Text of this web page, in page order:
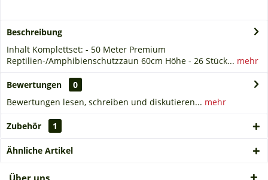
Beschreibung
Inhalt Komplettset: - 50 Meter Premium
Reptilien-/Amphibienschutzzaun 60cm Höhe - 26 Stück... mehr
Bewertungen
0
Bewertungen lesen, schreiben und diskutieren... mehr
Zubehör 1
Ähnliche Artikel
Über uns